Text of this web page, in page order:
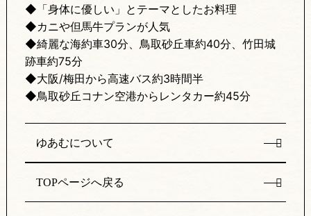
◆「身体に優しい」とテーマとしたお料理
◆カニや但馬牛プランが人気
◆綺麗な海約車30分、鳥取砂丘車約40分、竹田城
跡車約75分
◆大阪/梅田から高速バス約3時間半
◆鳥取砂丘コナン空港からレンタカー約45分
ゆあむについて
TOPページへ戻る